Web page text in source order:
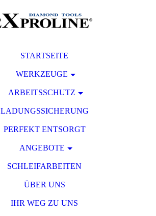
STARTSEITE
WERKZEUGE
ARBEITSSCHUTZ
LADUNGSSICHERUNG
PERFEKT ENTSORGT
ANGEBOTE
SCHLEIFARBEITEN
ÜBER UNS
IHR WEG ZU UNS